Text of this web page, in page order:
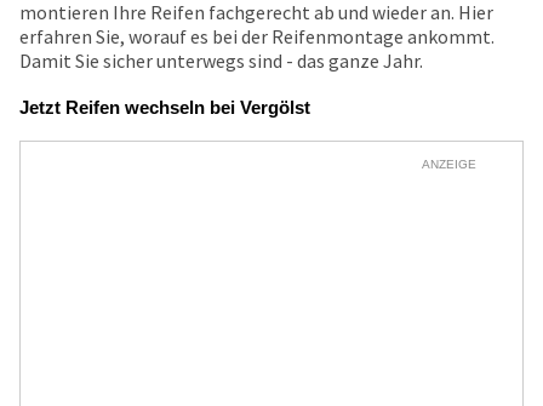
montieren Ihre Reifen fachgerecht ab und wieder an. Hier
erfahren Sie, worauf es bei der Reifenmontage ankommt.
Damit Sie sicher unterwegs sind - das ganze Jahr.
Jetzt Reifen wechseln bei Vergölst
ANZEIGE